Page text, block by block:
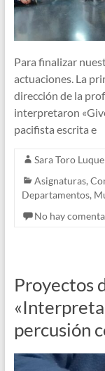
Para finalizar
actuaciones. La
dirección de la
interpretaron
pacifista escrita e
Sara Toro Luque
Asignaturas,
Departamentos,
No hay
Proyectos
percusión